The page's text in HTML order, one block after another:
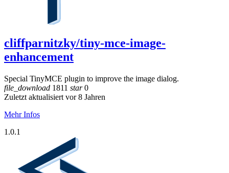
cliffparnitzky/tiny-mce-image-
enhancement
Special TinyMCE plugin to improve the image dialog.
file_download 1811 star0
Zuletzt aktualisiert vor 8 Jahren
Mehr Infos
1.0.1